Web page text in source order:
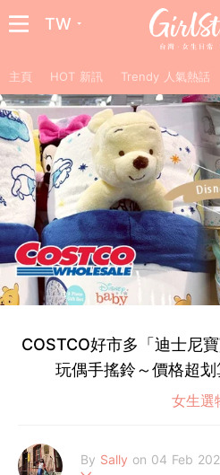
TW
主頁 HOT 新訊 Trendy 人氣熱話
COSTCO好市多「迪士尼
玩偶手搖鈴～價格超
女生選
By Sally on 04 Feb